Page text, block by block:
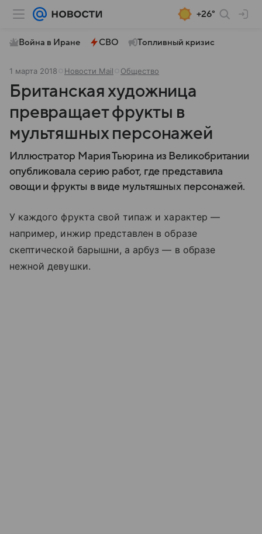
+26°
Война в Иране СВО Топливный кризис
1 марта 2018 Новости Mail Общество
Британская художница
превращает фрукты в
мультяшных персонажей
Иллюстратор Мария Тьюрина из Великобритании
опубликовала серию работ, где представила
овощи и фрукты в виде мультяшных персонажей.
У каждого фрукта свой типаж и характер —
например, инжир представлен в образе
скептической барышни, а арбуз — в образе
нежной девушки.